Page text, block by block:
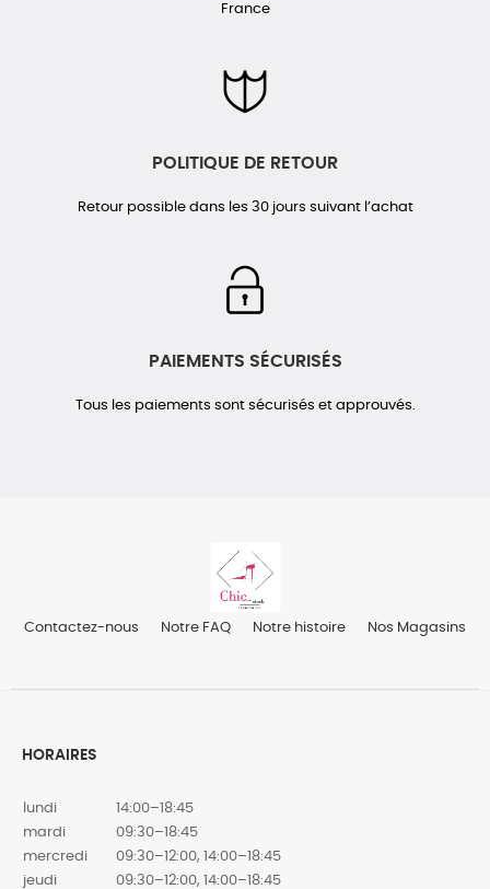
France
POLITIQUE DE RETOUR
Retour possible dans les 30 jours suivant l’achat
PAIEMENTS SÉCURISÉS
Tous les paiements sont sécurisés et approuvés.
Contactez-nous Notre FAQ Notre histoire Nos Magasins
HORAIRES
lundi
14:00–18:45
mardi
09:30–18:45
mercredi
09:30–12:00, 14:00–18:45
jeudi
09:30–12:00, 14:00–18:45